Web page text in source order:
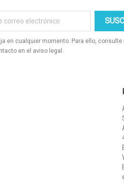
en cualquier momento. Para ello, consulte
en el aviso legal.